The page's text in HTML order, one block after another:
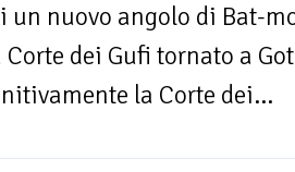
un nuovo angolo di Bat-
dei Gufi tornato a
la Corte dei...